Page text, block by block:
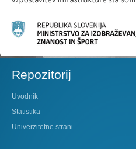
Repozitorij
Uvodnik
Statistika
Univerzitetne strani